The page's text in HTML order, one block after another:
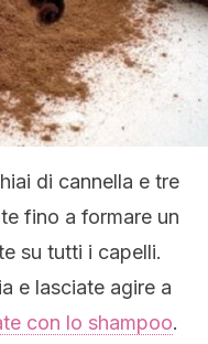
di cannella e tre
fino a formare un
su tutti i capelli.
e lasciate agire a
con lo shampoo.